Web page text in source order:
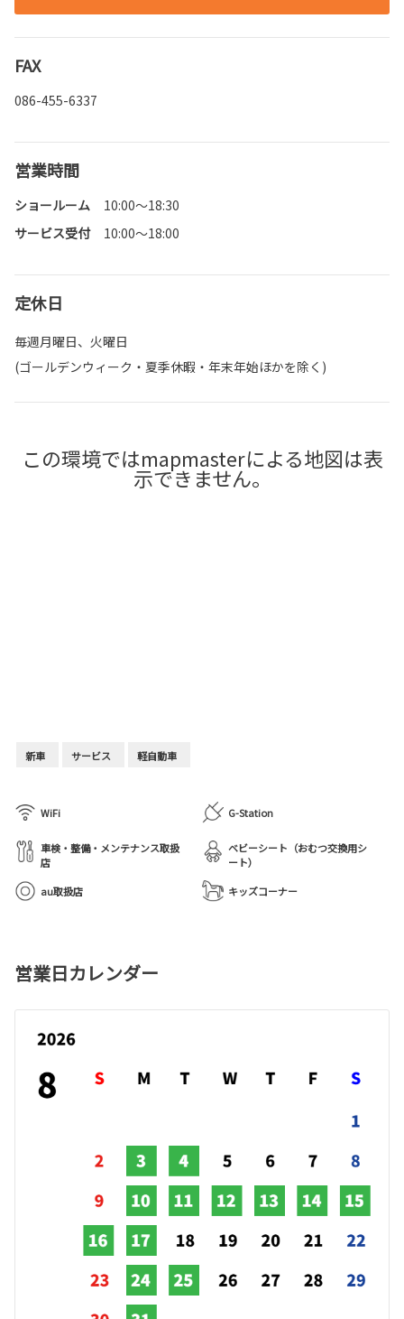
FAX
086-455-6337
営業時間
ショールーム
10:00～18:30
サービス受付
10:00～18:00
定休日
毎週月曜日、火曜日
(ゴールデンウィーク・夏季休暇・年末年始ほかを除く)
新車 サービス 軽自動車
WiFi G-Station
車検・整備・メンテナンス取扱
店
ベビーシート（おむつ交換用シ
ート）
au取扱店
キッズコーナー
この環境ではmapmasterによる地図は表
示できません。
営業日カレンダー